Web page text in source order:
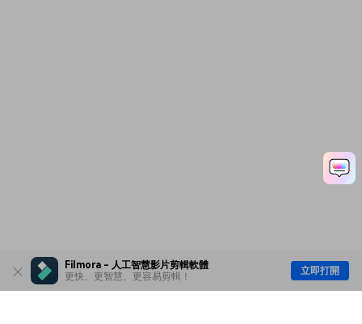
Filmora - 人工智慧影片剪輯軟體
更快、更智慧、更容易剪輯！
立即打開